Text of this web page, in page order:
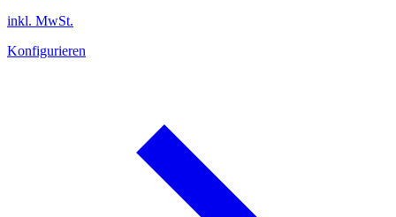
inkl. MwSt.
Konfigurieren